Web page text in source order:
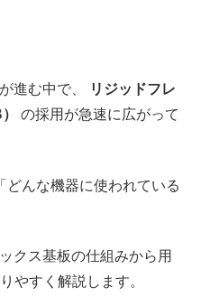
進む中で、
リジッドフレ
の採用が急速に広がって
どんな機器に使われている
クス基板の仕組みから用
やすく解説します。